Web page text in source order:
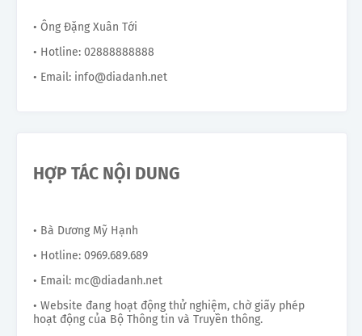
• Ông Đặng Xuân Tới
• Hotline: 02888888888
• Email: info@diadanh.net
HỢP TÁC NỘI DUNG
• Bà Dương Mỹ Hạnh
• Hotline: 0969.689.689
• Email: mc@diadanh.net
• Website đang hoạt động thử nghiệm, chờ giấy phép
hoạt động của Bộ Thông tin và Truyền thông.